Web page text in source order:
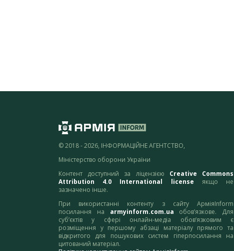
© 2018 - 2026, ІНФОРМАЦІЙНЕ АГЕНТСТВО,
Міністерство оборони України
Контент доступний за ліцензією Creative Commons
Attribution 4.0 International license якщо не
зазначено інше.
При використанні контенту з сайту АрміяInform
посилання на armyinform.com.ua обов’язкове. Для
суб’єктів у сфері онлайн-медіа обов’язковим є
розміщення у першому абзаці матеріалу прямого та
відкритого для пошукових систем гіперпосилання на
цитований матеріал.